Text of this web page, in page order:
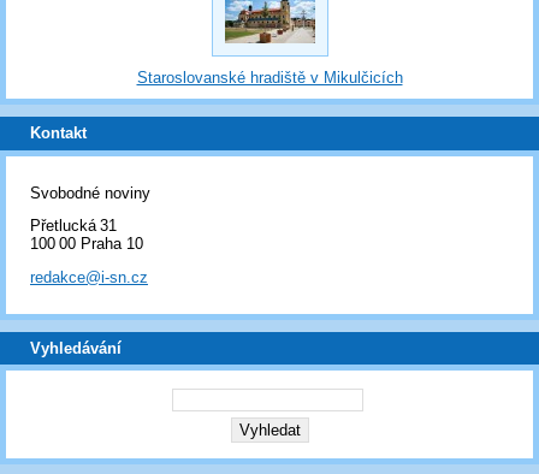
Staroslovanské hradiště v Mikulčicích
Kontakt
Svobodné noviny
Přetlucká 31
100 00 Praha 10
redakce@i-sn.cz
Vyhledávání